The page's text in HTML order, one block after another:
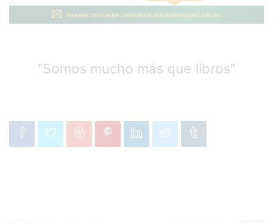
"Somos mucho más que libros"